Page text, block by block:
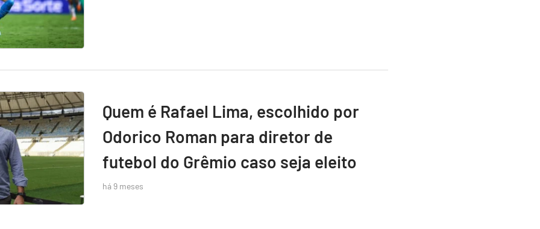
Quem é Rafael Lima, escolhido por
Odorico Roman para diretor de
futebol do Grêmio caso seja eleito
há 9 meses